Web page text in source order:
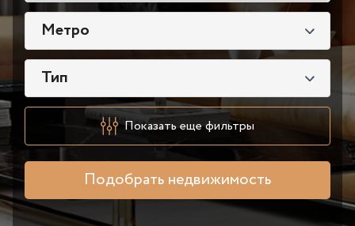
Метро
Тип
Показать еще фильтры
Подобрать недвижимость